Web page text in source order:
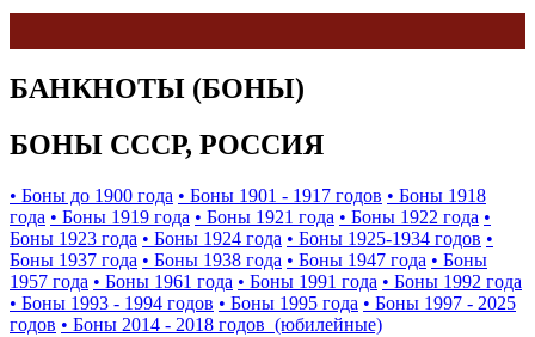
БАНКНОТЫ (БОНЫ)
БОНЫ СССР, РОССИЯ
• Боны до 1900 года • Боны 1901 - 1917 годов • Боны 1918
года • Боны 1919 года • Боны 1921 года • Боны 1922 года •
Боны 1923 года • Боны 1924 года • Боны 1925-1934 годов •
Боны 1937 года • Боны 1938 года • Боны 1947 года • Боны
1957 года • Боны 1961 года • Боны 1991 года • Боны 1992 года
• Боны 1993 - 1994 годов • Боны 1995 года • Боны 1997 - 2025
годов • Боны 2014 - 2018 годов (юбилейные)